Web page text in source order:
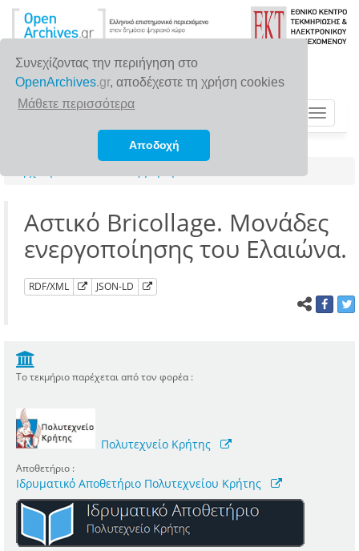
Συνεχίζοντας την περιήγηση στο
OpenArchives.gr, αποδέχεστε τη χρήση cookies
Μάθετε περισσότερα
Αποδοχή
Toggle
Αστικό Bricollage. Μονάδες
ενεργοποίησης του Ελαιώνα.
RDF/XML JSON-LD
Το τεκμήριο παρέχεται από τον φορέα :
Πολυτεχνείο Κρήτης
Αποθετήριο :
Ιδρυματικό Αποθετήριο Πολυτεχνείου Κρήτης